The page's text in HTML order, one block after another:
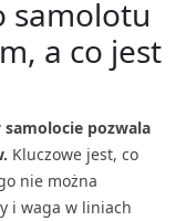
samolotu
a co jest
pozwala
Kluczowe jest, co
nie można
i waga w liniach